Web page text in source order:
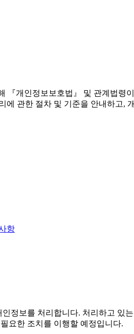
개인정보보호법』 및 관계법령
관한 절차 및 기준을 안내하고,
항
정보를 처리합니다. 처리하고 있
요한 조치를 이행할 예정입니다.